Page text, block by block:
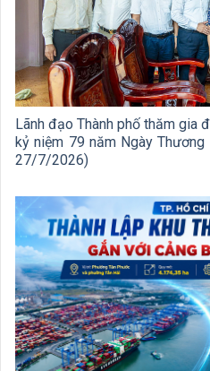
Lãnh đạo Thành phố thăm gia
kỷ niệm 79 năm Ngày
27/7/2026)